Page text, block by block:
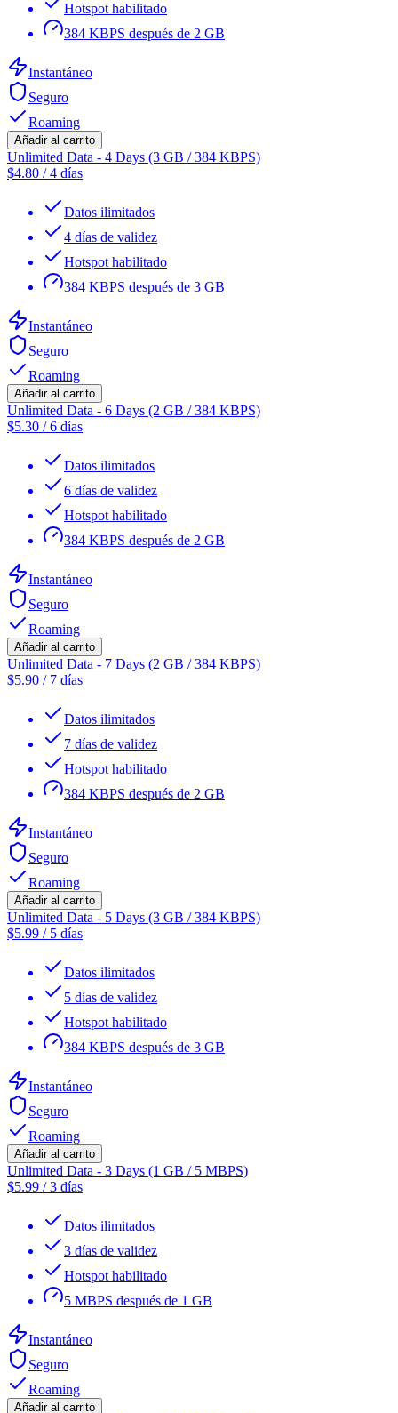
Hotspot habilitado
384 KBPS después de 2 GB
Instantáneo
Seguro
Roaming
Añadir al carrito
Unlimited Data - 4 Days (3 GB / 384 KBPS)
$4.80 /4 días
Datos ilimitados
4 días de validez
Hotspot habilitado
384 KBPS después de 3 GB
Instantáneo
Seguro
Roaming
Añadir al carrito
Unlimited Data - 6 Days (2 GB / 384 KBPS)
$5.30 /6 días
Datos ilimitados
6 días de validez
Hotspot habilitado
384 KBPS después de 2 GB
Instantáneo
Seguro
Roaming
Añadir al carrito
Unlimited Data - 7 Days (2 GB / 384 KBPS)
$5.90 / 7 días
Datos ilimitados
7 días de validez
Hotspot habilitado
384 KBPS después de 2 GB
Instantáneo
Seguro
Roaming
Añadir al carrito
Unlimited Data - 5 Days (3 GB / 384 KBPS)
$5.99 / 5 días
Datos ilimitados
5 días de validez
Hotspot habilitado
384 KBPS después de 3 GB
Instantáneo
Seguro
Roaming
Añadir al carrito
Unlimited Data - 3 Days (1 GB / 5 MBPS)
$5.99 /3 días
Datos ilimitados
3 días de validez
Hotspot habilitado
5 MBPS después de 1 GB
Instantáneo
Seguro
Roaming
Añadir al carrito